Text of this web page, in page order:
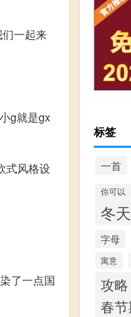
一起来
g就是gx
式风格设
了一点国
标签
一首
你可以
冬天
字母
寓意
攻略
春